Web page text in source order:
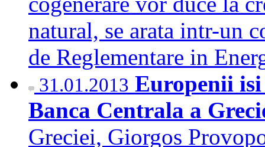
natural, se arata intr-un
de Reglementare in
31.01.2013 Europenii
Banca Centrala a
Greciei, Giorgos